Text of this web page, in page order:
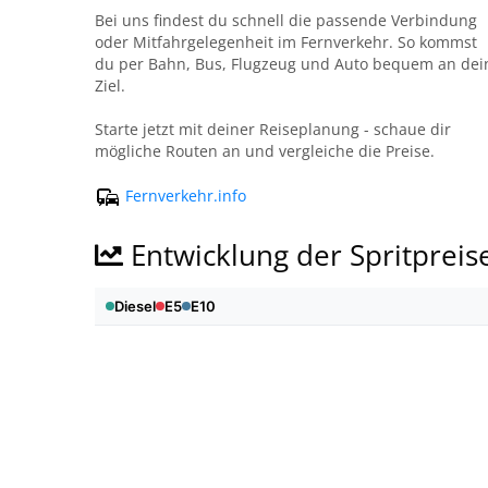
Bei uns findest du schnell die passende Verbindung
oder Mitfahrgelegenheit im Fernverkehr. So kommst
du per Bahn, Bus, Flugzeug und Auto bequem an
Ziel.
Starte jetzt mit deiner Reiseplanung - schaue dir
mögliche Routen an und vergleiche die Preise.
Fernverkehr.info
Entwicklung der